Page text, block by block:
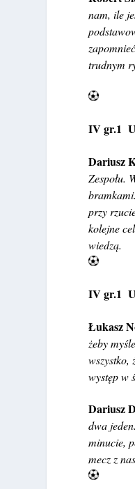
nam, ile
trudnym
IV gr.1
Dariusz
Zespołu.
przy
kolejne
wiedzą.
IV gr.1
Łukasz
żeby
wszystko,
występ w
Dariusz
dwa
minucie,
mecz z